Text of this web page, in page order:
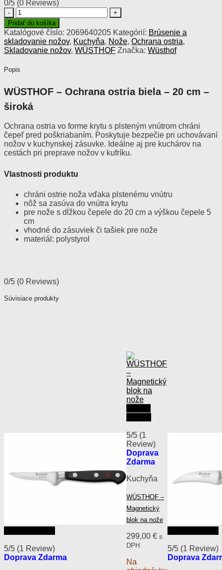
0/5 (0 Reviews)
množstvo
WÜSTHOF
–
Ochrana
ostria
biela
20
-
Pridať do košíka
Katalógové číslo: 2069640205 Kategórií: Brúsenie a
skladovanie nožov, Kuchyňa, Nože, Ochrana ostria,
Skladovanie nožov, WÜSTHOF Značka: Wüsthof
Popis
WÜSTHOF – Ochrana ostria biela – 20 cm –
široká
Ochrana ostria vo forme krytu s plsteným vnútrom chráni
čepeľ pred poškriabaním. Poskytuje bezpečie pri uchovávaní
nožov v kuchynskej zásuvke. Ideálne aj pre kuchárov na
cestách pri preprave nožov v kufríku.
Vlastnosti produktu
chráni ostrie noža vďaka plstenému vnútru
nôž sa zasúva do vnútra krytu
pre nože s dĺžkou čepele do 20 cm a výškou čepele 5
cm
vhodné do zásuviek či tašiek pre nože
materiál: polystyrol
0/5 (0 Reviews)
Súvisiace produkty
5/5 (1 Review)
Doprava Zdarma
5/5 (1
Review)
Doprava
Zdarma
Kuchyňa
WÜSTHOF –
Magnetický
blok na nože
299,00 € s
DPH
Na
5/5 (1 Review)
Doprava